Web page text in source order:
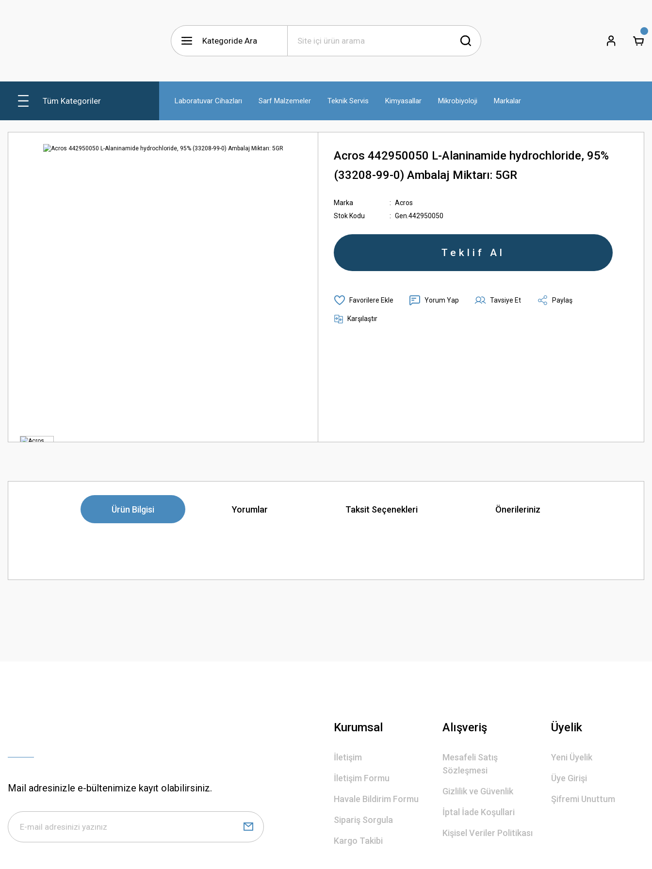
Tüm Kategoriler Laboratuvar Cihazları Sarf Malzemeler Teknik Servis Kimyasallar Mikrobiyoloji Markalar
Acros 442950050 L-Alaninamide hydrochloride, 95%
(33208-99-0) Ambalaj Miktarı: 5GR
Marka
Acros
Stok Kodu
Gen.442950050
Teklif Al
Yorum Yap Tavsiye Et Paylaş
Karşılaştır
Ürün Bilgisi Yorumlar Taksit Seçenekleri Önerileriniz
Görüş ve önerileriniz için teşekkür ederiz.
Mail adresinizle e-bültenimize kayıt olabilirsiniz.
Kurumsal
İletişim
İletişim Formu
Havale Bildirim Formu
Sipariş Sorgula
Kargo Takibi
Alışveriş
Mesafeli Satış
Sözleşmesi
Gizlilik ve Güvenlik
İptal İade Koşullari
Kişisel Veriler Politikası
Üyelik
Yeni Üyelik
Üye Girişi
Şifremi Unuttum